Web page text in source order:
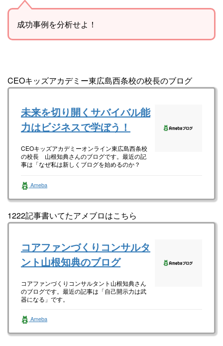
成功事例を分析せよ！
CEOキッズアカデミー東広島西条校の校長のブログ
未来を切り開くサバイバル能
力はビジネスで学ぼう！
CEOキッズアカデミーオンライン東広島西条校
の校長 山根知典さんのブログです。最近の記
事は「なぜ私は新しくブログを始めるのか？
Ameba
1222記事書いてたアメブロはこちら
コアファンづくりコンサルタ
ント山根知典のブログ
コアファンづくりコンサルタント山根知典さん
のブログです。最近の記事は「自己開示力は武
器になる」です。
Ameba